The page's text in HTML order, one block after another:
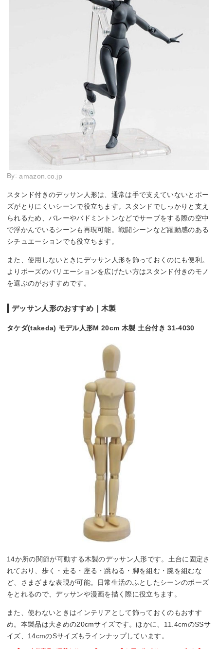
By:amazon.co.jp
スタンド付きのデッサン人形は、通常は手で支えていないとポー
ズがとりにくいシーンで役立ちます。スタンドでしっかりと支え
られるため、バレーやバドミントンなどでサーブをする際の空中
で浮かんでいるシーンも再現可能。戦闘シーンなど躍動感のある
シチュエーションでも役立ちます。
また、使用しないときにデッサン人形を飾っておくのにも便利。
よりポーズのバリエーションを広げたい方はスタンド付きのモノ
を選ぶのがおすすめです。
デッサン人形のおすすめ｜木製
タケダ(takeda) モデル人形M 20cm 木製 土台付き 31-4030
14か所の関節が可動する木製のデッサン人形です。土台に固定さ
れており、歩く・走る・座る・跳ねる・脚を組む・腕を組むな
ど、さまざまな表現が可能。日常生活のふとしたシーンのポーズ
をとれるので、デッサンや漫画を描く際に役立ちます。
また、使わないときはインテリアとして飾っておくのもおすす
め。本製品は大きめの20cmサイズです。ほかに、11.4cmのSSサ
イズ、14cmのSサイズもラインナップしています。